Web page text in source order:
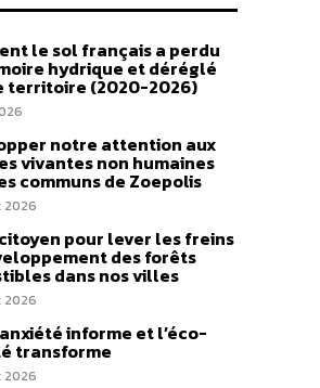
le sol français a perdu
hydrique et déréglé
territoire (2020-2026)
notre attention aux
vivantes non humaines
communs de Zoepolis
2026
pour lever les freins
des forêts
dans nos villes
2026
informe et l’éco-
transforme
2026